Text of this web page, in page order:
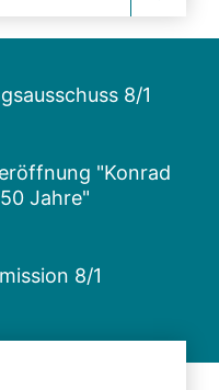
8/1
"Konrad
Jahre"
8/1